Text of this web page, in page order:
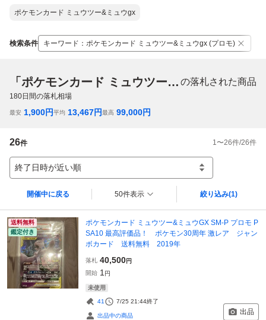
ポケモンカード ミュウツー&ミュウgx
検索条件 キーワード ： ポケモンカード ミュウツー&ミュウgx (プロモ)
「ポケモンカード ミュウツー&ミュウgx (プロモ)」 の落札された商品
180日間の落札相場
最安 1,900円平均 13,467円最高 99,000円
26件 1 〜26件/26件
終了日時が近い順
開催中に戻る 50件表示 絞り込み(1)
送料無料
鑑定付き
ポケモンカード ミュウツー&ミュウGX SM-P プロモ P
SA10 最高評価品！ ポケモン30周年 激レア ジャン
ボカード 送料無料 2019年
落札 40,500円
開始 1 円
未使用
41 7/25 21:44終了
出品中の商品 出品